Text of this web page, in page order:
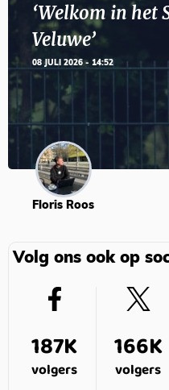
‘Welkom in het
Veluwe’
08 JULI 2026 - 14:52
Floris Roos
Volg ons ook op
187K
volgers
166K
volgers